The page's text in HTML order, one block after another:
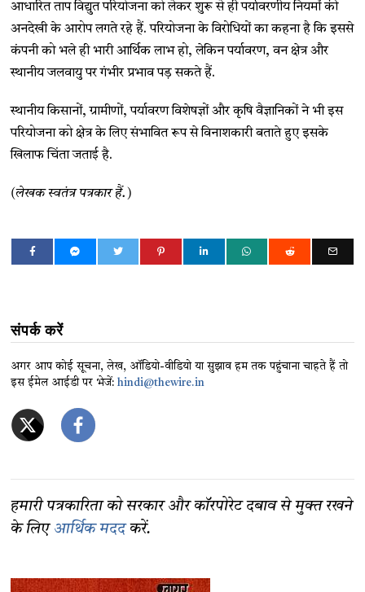
आधारित ताप विद्युत परियोजना को लेकर शुरू से ही पर्यावरणीय नियमों की
अनदेखी के आरोप लगते रहे हैं. परियोजना के विरोधियों का कहना है कि इससे
कंपनी को भले ही भारी आर्थिक लाभ हो, लेकिन पर्यावरण, वन क्षेत्र और
स्थानीय जलवायु पर गंभीर प्रभाव पड़ सकते हैं.
स्थानीय किसानों, ग्रामीणों, पर्यावरण विशेषज्ञों और कृषि वैज्ञानिकों ने भी इस
परियोजना को क्षेत्र के लिए संभावित रूप से विनाशकारी बताते हुए इसके
खिलाफ चिंता जताई है.
(लेखक स्वतंत्र पत्रकार हैं.)
संपर्क करें
अगर आप कोई सूचना, लेख, ऑडियो-वीडियो या सुझाव हम तक पहुंचाना चाहते हैं तो
इस ईमेल आईडी पर भेजें:hindi@thewire.in
हमारी पत्रकारिता को सरकार और कॉरपोरेट दबाव से मुक्त रखने
के लिए आर्थिक मददकरें.